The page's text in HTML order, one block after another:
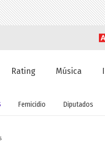
Rating Música
Femicidio Diputados